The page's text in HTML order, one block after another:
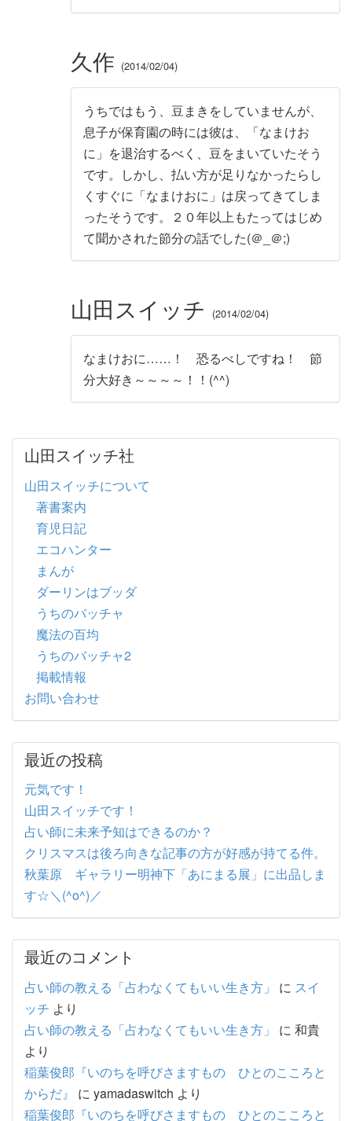
久作 2014/02/04
うちではもう、豆まきをしていませんが、
息子が保育園の時には彼は、「なまけお
に」を退治するべく、豆をまいていたそう
です。しかし、払い方が足りなかったらし
くすぐに「なまけおに」は戻ってきてしま
ったそうです。２０年以上もたってはじめ
て聞かされた節分の話でした(＠_＠;)
山田スイッチ 2014/02/04
なまけおに……！ 恐るべしですね！ 節
分大好き～～～～！！(^^)
山田スイッチ社
山田スイッチについて
著書案内
育児日記
エコハンター
まんが
ダーリンはブッダ
うちのバッチャ
魔法の百均
うちのバッチャ2
掲載情報
お問い合わせ
最近の投稿
元気です！
山田スイッチです！
占い師に未来予知はできるのか？
クリスマスは後ろ向きな記事の方が好感が持てる件。
秋葉原 ギャラリー明神下「あにまる展」に出品しま
す☆＼(^o^)／
最近のコメント
占い師の教える「占わなくてもいい生き方」 に スイ
ッチ より
占い師の教える「占わなくてもいい生き方」
に 和貴
より
稲葉俊郎『いのちを呼びさますもの ひとのこころと
からだ』
に yamadaswitch より
稲葉俊郎『いのちを呼びさますもの ひとのこころと